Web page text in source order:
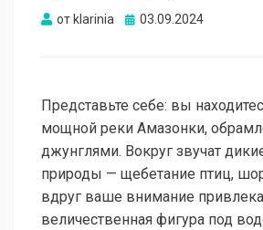
от klarinia Опубликовано
03.09.2024
Представьте себе: вы
мощной реки Амазонки,
джунглями. Вокруг звучат
природы — щебетание птиц,
вдруг ваше внимание
величественная фигура под